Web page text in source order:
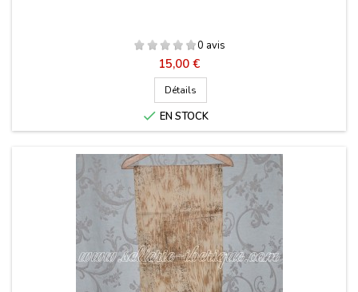
0 avis
Prix
15,00 €
Détails
 EN STOCK